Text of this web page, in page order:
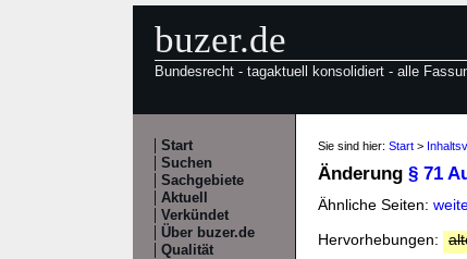
buzer.de
Bundesrecht - tagaktuell konsolidiert - alle
Start
Suchen
Sachgebiete
Aktuell
Verkündet
Über buzer.de
Qualität
Sie sind hier: Start >
Änderung § 71
Ähnliche Seiten:
Hervorhebungen: